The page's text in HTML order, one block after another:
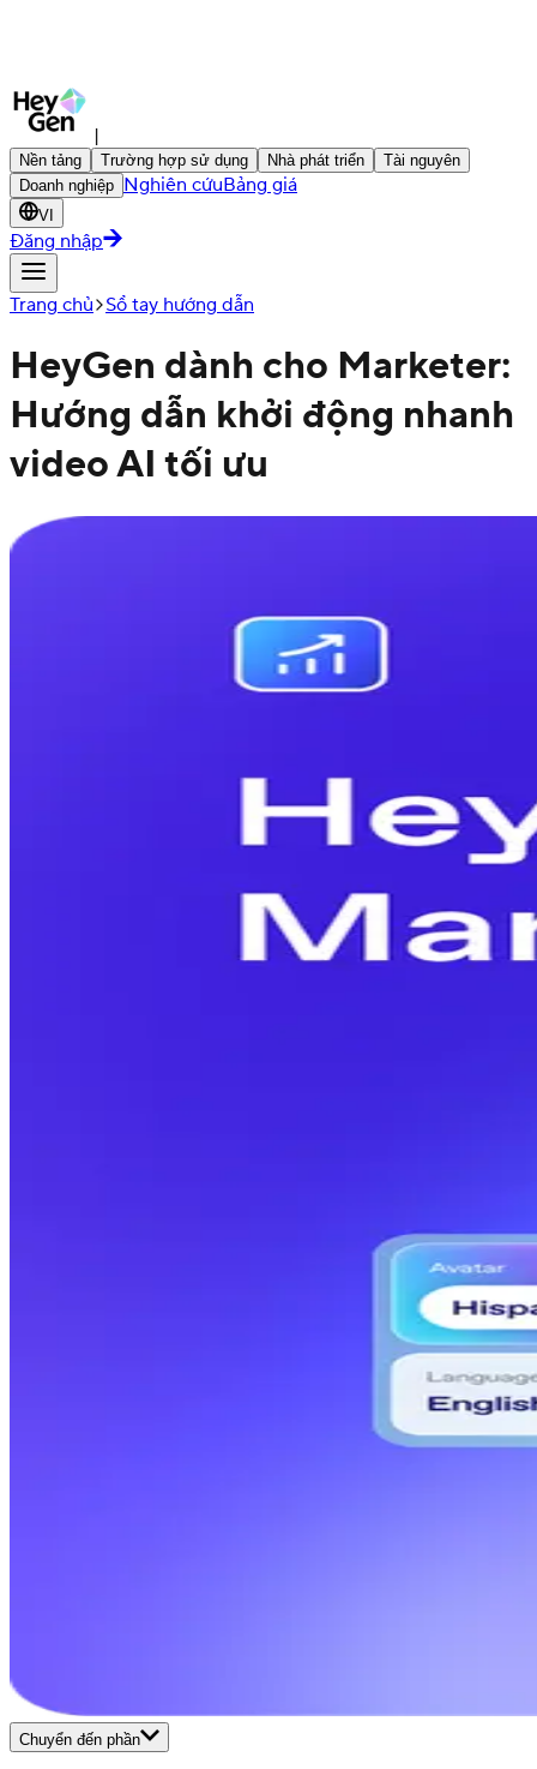
|
Nền tảng Trường hợp sử dụng Nhà phát triển
Tài nguyên
Doanh nghiệp Nghiên cứuBảng giá
VI
Đăng nhập
Trang chủ Sổ tay hướng dẫn
HeyGen dành cho Marketer:
Hướng dẫn khởi động nhanh
video AI tối ưu
Chuyển đến phần